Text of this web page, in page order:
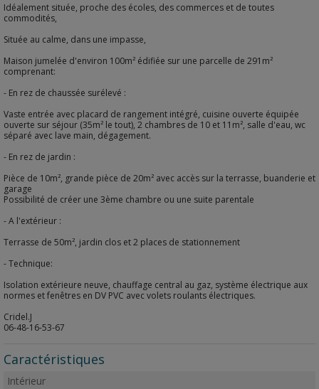
Idéalement située, proche des écoles, des commerces et de toutes
commodités,
Située au calme, dans une impasse,
Maison jumelée d'environ 100m² édifiée sur une parcelle de 291m²
comprenant:
- En rez de chaussée surélevé :
Vaste entrée avec placard de rangement intégré, cuisine ouverte équipée
ouverte sur séjour (35m² le tout), 2 chambres de 10 et 11m², salle d'eau, wc
séparé avec lave main, dégagement.
- En rez de jardin :
Pièce de 10m², grande pièce de 20m² avec accès sur la terrasse, buanderie et
garage
Possibilité de créer une 3ème chambre ou une suite parentale
- A l'extérieur :
Terrasse de 50m², jardin clos et 2 places de stationnement
- Technique:
Isolation extérieure neuve, chauffage central au gaz, système électrique aux
normes et fenêtres en DV PVC avec volets roulants électriques.
Cridel.J
06-48-16-53-67
Caractéristiques
Intérieur